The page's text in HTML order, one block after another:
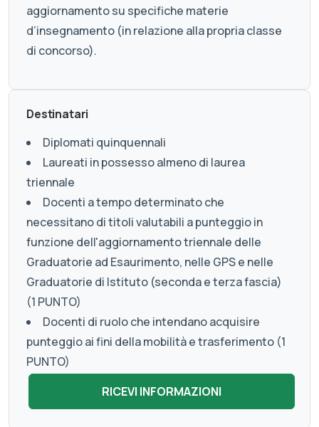
aggiornamento su specifiche materie
d’insegnamento (in relazione alla propria classe
di concorso).
Destinatari
Diplomati quinquennali
Laureati in possesso almeno di laurea
triennale
Docenti a tempo determinato che
necessitano di titoli valutabili a punteggio in
funzione dell'aggiornamento triennale delle
Graduatorie ad Esaurimento, nelle GPS e nelle
Graduatorie di Istituto (seconda e terza fascia)
(1 PUNTO)
Docenti di ruolo che intendano acquisire
punteggio ai fini della mobilità e trasferimento (1
PUNTO)